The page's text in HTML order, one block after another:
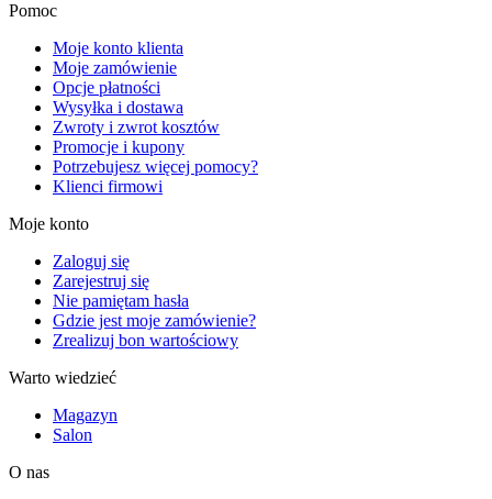
Pomoc
Moje konto klienta
Moje zamówienie
Opcje płatności
Wysyłka i dostawa
Zwroty i zwrot kosztów
Promocje i kupony
Potrzebujesz więcej pomocy?
Klienci firmowi
Moje konto
Zaloguj się
Zarejestruj się
Nie pamiętam hasła
Gdzie jest moje zamówienie?
Zrealizuj bon wartościowy
Warto wiedzieć
Magazyn
Salon
O nas